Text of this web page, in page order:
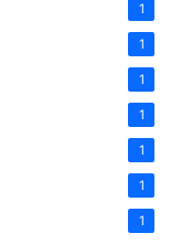
1
1
1
1
1
1
1